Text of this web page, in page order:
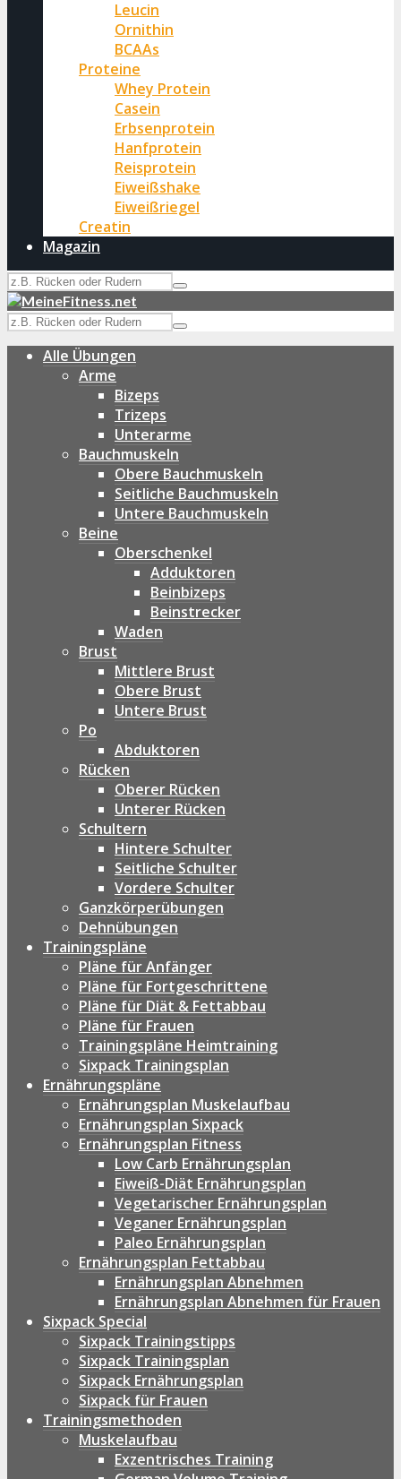
Leucin
Ornithin
BCAAs
Proteine
Whey Protein
Casein
Erbsenprotein
Hanfprotein
Reisprotein
Eiweißshake
Eiweißriegel
Creatin
Magazin
Alle Übungen
Arme
Bizeps
Trizeps
Unterarme
Bauchmuskeln
Obere Bauchmuskeln
Seitliche Bauchmuskeln
Untere Bauchmuskeln
Beine
Oberschenkel
Adduktoren
Beinbizeps
Beinstrecker
Waden
Brust
Mittlere Brust
Obere Brust
Untere Brust
Po
Abduktoren
Rücken
Oberer Rücken
Unterer Rücken
Schultern
Hintere Schulter
Seitliche Schulter
Vordere Schulter
Ganzkörperübungen
Dehnübungen
Trainingspläne
Pläne für Anfänger
Pläne für Fortgeschrittene
Pläne für Diät & Fettabbau
Pläne für Frauen
Trainingspläne Heimtraining
Sixpack Trainingsplan
Ernährungspläne
Ernährungsplan Muskelaufbau
Ernährungsplan Sixpack
Ernährungsplan Fitness
Low Carb Ernährungsplan
Eiweiß-Diät Ernährungsplan
Vegetarischer Ernährungsplan
Veganer Ernährungsplan
Paleo Ernährungsplan
Ernährungsplan Fettabbau
Ernährungsplan Abnehmen
Ernährungsplan Abnehmen für Frauen
Sixpack Special
Sixpack Trainingstipps
Sixpack Trainingsplan
Sixpack Ernährungsplan
Sixpack für Frauen
Trainingsmethoden
Muskelaufbau
Exzentrisches Training